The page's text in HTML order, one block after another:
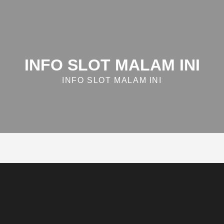
INFO SLOT MALAM INI
INFO SLOT MALAM INI